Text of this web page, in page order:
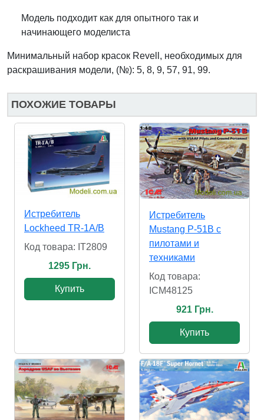
Модель подходит как для опытного так и
начинающего моделиста
Минимальный набор красок Revell, необходимых для
раскрашивания модели, (№): 5, 8, 9, 57, 91, 99.
ПОХОЖИЕ ТОВАРЫ
Истребитель
Lockheed TR-1A/B
Код товара: IT2809
1295 Грн.
Купить
Истребитель
Mustang P-51B с
пилотами и
техниками
Код товара:
ICM48125
921 Грн.
Купить